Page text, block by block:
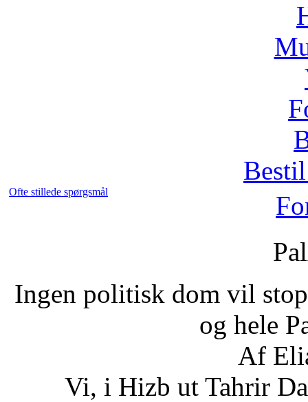
Ofte stillede spørgsmål
Ingen politisk dom vil
og hele
Af
Vi, i Hizb ut Tahrir